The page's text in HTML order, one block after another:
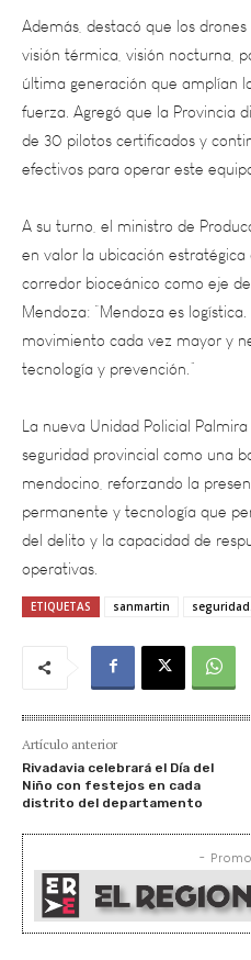
última generación que
fuerza. Agregó que la
de 30 pilotos certificados y
efectivos para operar este
A su turno, el ministro de
en valor la ubicación
corredor bioceánico como eje
Mendoza: “Mendoza es
movimiento cada vez mayor y
tecnología y prevención.”
La nueva Unidad Policial Palmira
seguridad provincial como una
mendocino, reforzando la
permanente y tecnología que
del delito y la capacidad de
operativas.
ETIQUETAS sanmartin
Artículo anterior
Rivadavia celebrará el Día del
Niño con festejos en cada
distrito del departamento
-